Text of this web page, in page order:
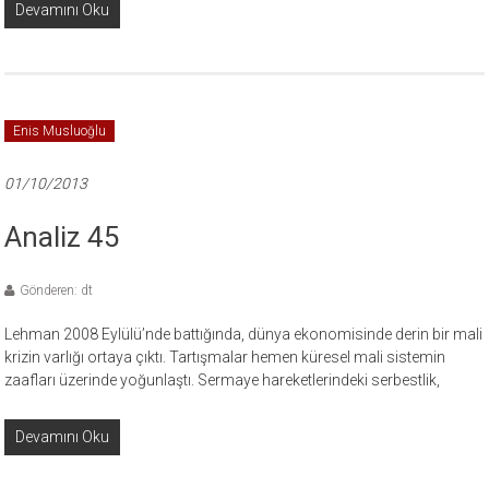
Devamını Oku
Enis Musluoğlu
01/10/2013
Analiz 45
Gönderen: dt
Lehman 2008 Eylülü’nde battığında, dünya ekonomisinde derin bir mali
krizin varlığı ortaya çıktı. Tartışmalar hemen küresel mali sistemin
zaafları üzerinde yoğunlaştı. Sermaye hareketlerindeki serbestlik,
Devamını Oku